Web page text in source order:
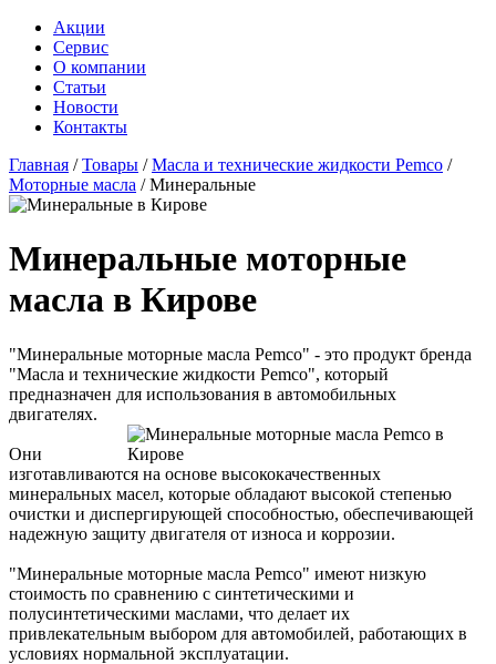
Акции
Сервис
О компании
Статьи
Новости
Контакты
Главная /Товары /Масла и технические жидкости Pemco /
Моторные масла /Минеральные
Минеральные моторные
масла в Кирове
"Минеральные моторные масла Pemco" - это продукт бренда
"Масла и технические жидкости Pemco", который
предназначен для использования в автомобильных
двигателях.
Они
изготавливаются на основе высококачественных
минеральных масел, которые обладают высокой степенью
очистки и диспергирующей способностью, обеспечивающей
надежную защиту двигателя от износа и коррозии.
"Минеральные моторные масла Pemco" имеют низкую
стоимость по сравнению с синтетическими и
полусинтетическими маслами, что делает их
привлекательным выбором для автомобилей, работающих в
условиях нормальной эксплуатации.